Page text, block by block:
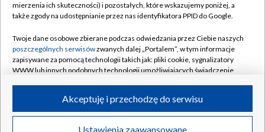
Naziemna Telewizja Cyfrowa
Rada Programowa
System NOS
Informacje o nadawcy
Program dla prasy
Pomoc
Kontakt
Kanały
©2026 Telewizja Polska S.A. w likwidacji
mierzenia ich skuteczności) i pozostałych, które wskazujemy poniżej, a
także zgody na udostępnianie przez nas identyfikatora PPID do Google.
Twoje dane osobowe zbierane podczas odwiedzania przez Ciebie naszych
poszczególnych serwisówzwanych dalej „Portalem”, w tym informacje
zapisywane za pomocą technologii takich jak: pliki cookie, sygnalizatory
WWW lub innych podobnych technologii umożliwiających świadczenie
ruchu w Internecie.
Twoje dane osobowe zbierane podczas odwiedzania przez Ciebie
Ustawienia zaawansowane
Akceptuję i przechodzę do serwisu